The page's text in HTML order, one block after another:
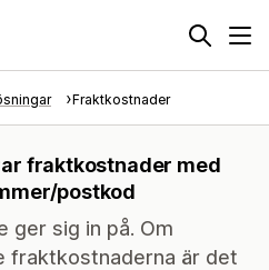
Fraktkostnader
fraktkostnader med
postkod
ger sig in på. Om
fraktkostnaderna är det